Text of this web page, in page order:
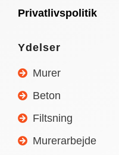
Privatlivspolitik
Ydelser
Murer
Beton
Filtsning
Murerarbejde